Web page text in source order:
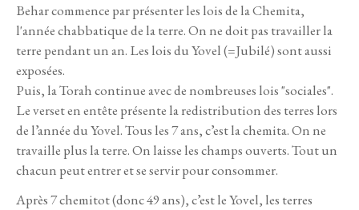
Behar commence par présenter les lois de la Chemita,
l'année chabbatique de la terre. On ne doit pas travailler la
terre pendant un an. Les lois du Yovel (=Jubilé) sont aussi
exposées.
Puis, la Torah continue avec de nombreuses lois "sociales".
Le verset en entête présente la redistribution des terres lors
de l’année du Yovel. Tous les 7 ans, c’est la chemita. On ne
travaille plus la terre. On laisse les champs ouverts. Tout un
chacun peut entrer et se servir pour consommer.
Après 7 chemitot (donc 49 ans), c’est le Yovel, les terres